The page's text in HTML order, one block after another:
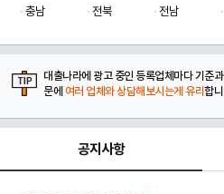
충남
전북 전남
대출나라에 광고 중인 등록업체마다 기준
문에 여러 업체와 상담해보시는게 유리합
공지사항